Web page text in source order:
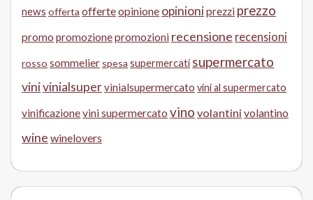
news offerta offerteopinione opinioniprezzi prezzo
promo promozionepromozioni recensione recensioni
rosso sommelier spesa supermercati supermercato
vinivinialsupervinialsupermercato vini al supermercato
vinificazionevini supermercato vino volantini volantino
wine winelovers